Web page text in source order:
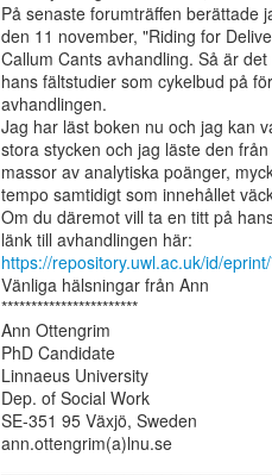
På senaste forumträffen berättade
den 11 november, "Riding for
Callum Cants avhandling. Så är
hans fältstudier som cykelbud på
avhandlingen.
Jag har läst boken nu och jag kan
stora stycken och jag läste den
massor av analytiska poänger,
tempo samtidigt som innehållet
Om du däremot vill ta en titt på
https://repository.uwl.ac.uk/id/
Vänliga hälsningar från Ann
***********************
Ann Ottengrim
PhD Candidate
Linnaeus University
Dep. of Social Work
SE-351 95 Växjö, Sweden
ann.ottengrim(a)lnu.se